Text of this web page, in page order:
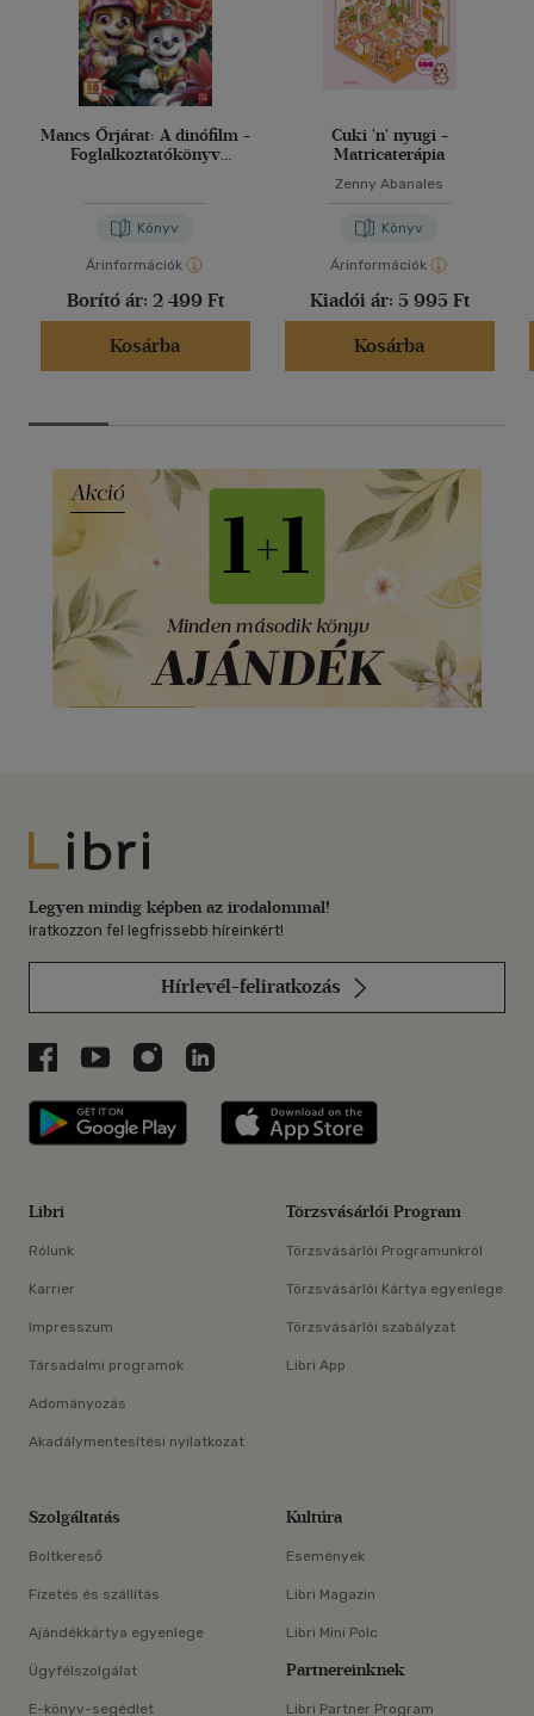
Mancs Őrjárat: A dinófilm -
Foglalkoztatókönyv
Könyv
Árinformációk
Borító ár: 2 499 Ft
Kosárba
Cuki 'n' nyugi -
Matricaterápia
Zenny Abanales
Könyv
Árinformációk
Kiadói ár: 5 995 Ft
Kosárba
Libri
Legyen mindig képben az irodalommal!
Iratkozzon fel legfrissebb híreinkért!
Hírlevél-feliratkozás
Libri a Facebookon
Libri a Youtube-on
Libri az Instagramon
Libri a LinkedInen
Libri applikáció Szerezd meg: Google
Libri
Rólunk
Karrier
Impresszum
Társadalmi programok
Adományozás
Akadálymentesítési nyilatkozat
Törzsvásárlói Program
Törzsvásárlói Programunkról
Törzsvásárlói Kártya egyenlege
Törzsvásárlói szabályzat
Libri App
Szolgáltatás
Boltkereső
Fizetés és szállítás
Ajándékkártya egyenlege
Ügyfélszolgálat
E-könyv-segédlet
Kultúra
Események
Libri Magazin
Libri Mini Polc
Partnereinknek
Libri Partner Program